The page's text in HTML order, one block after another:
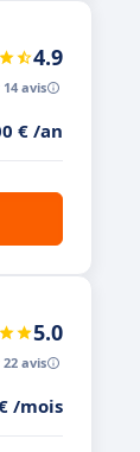
4.9
14 avis
€ /an
5.0
22 avis
/mois